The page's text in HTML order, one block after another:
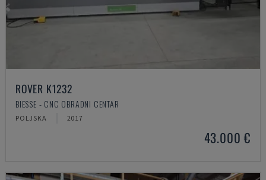
ROVER K1232
BIESSE - CNC OBRADNI CENTAR
POLJSKA 2017
43.000 €